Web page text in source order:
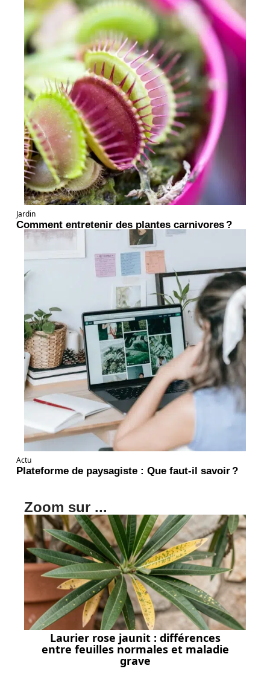
Jardin
Comment entretenir des plantes carnivores ?
Actu
Plateforme de paysagiste : Que faut-il savoir ?
Zoom sur ...
Laurier rose jaunit : différences
entre feuilles normales et maladie
grave